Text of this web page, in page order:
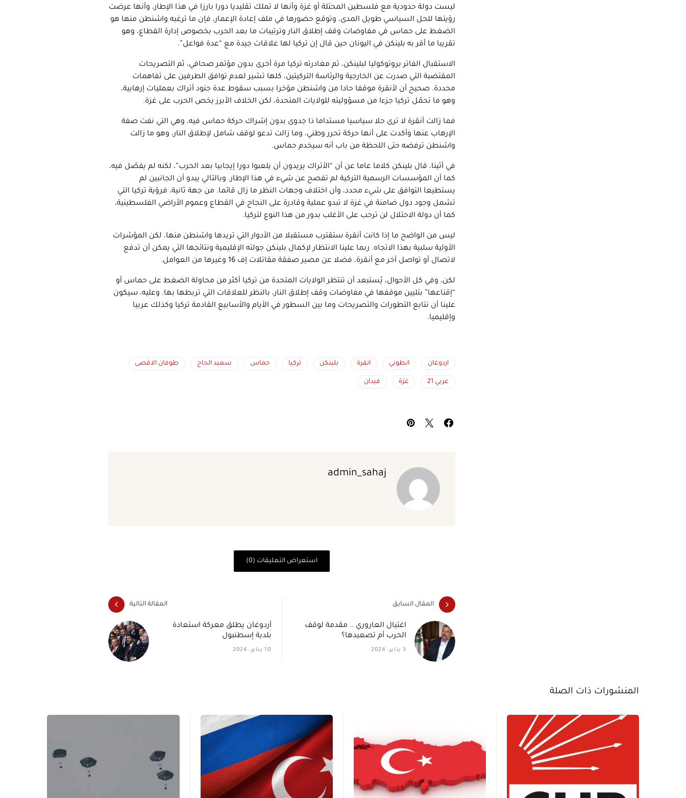
ليست دولة حدودية مع فلسطين المحتلة أو غزة وأنها لا تملك تقليديا دورا بارزا في هذا الإطار، وأنها عرضت
رؤيتها للحل السياسي طويل المدى، وتوقع حضورها في ملف إعادة الإعمار، فإن ما ترغبه واشنطن منها هو
الضغط على حماس في مفاوضات وقف إطلاق النار وترتيبات ما بعد الحرب بخصوص إدارة القطاع، وهو
تقريبا ما أقر به بلينكن في اليونان حين قال إن تركيا لها علاقات جيدة مع “عدة فواعل”.
الاستقبال الفاتر بروتوكوليا لبلينكن، ثم مغادرته تركيا مرة أخرى بدون مؤتمر صحافي، ثم التصريحات
المقتضبة التي صدرت عن الخارجية والرئاسة التركيتين، كلها تشير لعدم توافق الطرفين على تفاهمات
محددة. صحيح أن لأنقرة موقفا حادا من واشنطن مؤخرا بسبب سقوط عدة جنود أتراك بعمليات إرهابية،
وهو ما تحمّل تركيا جزءا من مسؤوليته للولايات المتحدة، لكن الخلاف الأبرز يخص الحرب على غزة.
فما زالت أنقرة لا ترى حلا سياسيا مستداما ذا جدوى بدون إشراك حركة حماس فيه، وهي التي نفت صفة
الإرهاب عنها وأكدت على أنها حركة تحرر وطني، وما زالت تدعو لوقف شامل لإطلاق النار، وهو ما زالت
واشنطن ترفضه حتى اللحظة من باب أنه سيخدم حماس.
في أثينا، قال بلينكن كلاما عاما عن أن “الأتراك يريدون أن يلعبوا دورا إيجابيا بعد الحرب”، لكنه لم يفصّل فيه،
كما أن المؤسسات الرسمية التركية لم تفصح عن شيء في هذا الإطار. وبالتالي يبدو أن الجانبين لم
يستطيعا التوافق على شيء محدد، وأن اختلاف وجهات النظر ما زال قائما. من جهة ثانية، فرؤية تركيا التي
تشمل وجود دول ضامنة في غزة لا تبدو عملية وقادرة على النجاح في القطاع وعموم الأراضي الفلسطينية،
كما أن دولة الاحتلال لن ترحب على الأغلب بدور من هذا النوع لتركيا.
ليس من الواضح ما إذا كانت أنقرة ستقترب مستقبلا من الأدوار التي تريدها واشنطن منها، لكن المؤشرات
الأولية سلبية بهذا الاتجاه. ربما علينا الانتظار لإكمال بلينكن جولته الإقليمية ونتائجها التي يمكن أن تدفع
لاتصال أو تواصل آخر مع أنقرة، فضلا عن مصير صفقة مقاتلات إف 16 وغيرها من العوامل.
لكن، وفي كل الأحوال، يُستبعد أن تنتظر الولايات المتحدة من تركيا أكثر من محاولة الضغط على حماس أو
“إقناعها” بتليين موقفها في مفاوضات وقف إطلاق النار، بالنظر للعلاقات التي تربطها بها. وعليه، سيكون
علينا أن نتابع التطورات والتصريحات وما بين السطور في الأيام والأسابيع القادمة تركيا وكذلك عربيا
وإقليميا.
اردوغان انطوني انقرة بلينكن تركيا حماس سعيد الحاج طوفان الاقصى
عربي 21 غزة فيدان
admin_sahaj
استعراض التعليقات (0)
المقال السابق
اغتيال العاروري .. مقدمة لوقف
الحرب أم تصعيدها؟
3 يناير، 2024
المقالة التالية
أردوغان يطلق معركة استعادة
بلدية إسطنبول
10 يناير، 2024
المنشورات ذات الصلة